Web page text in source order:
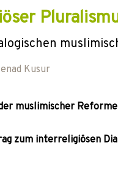
Kusur
muslimischer
zum interreligiösen